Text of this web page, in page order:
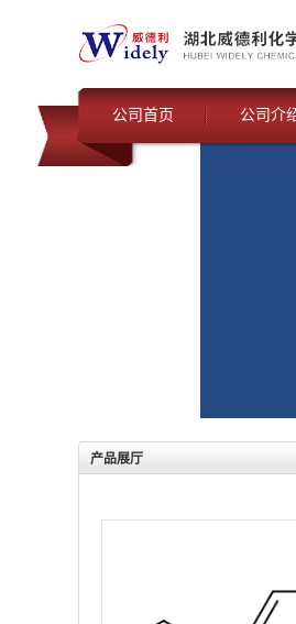
公司首页 公司介
产品展厅